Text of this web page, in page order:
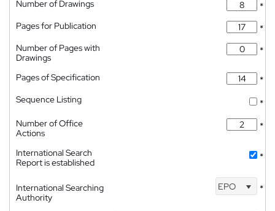
Number of Drawings
*
Pages for Publication
*
Number of Pages with
Drawings
*
Pages of Specification
*
Sequence Listing
*
Number of Office
Actions
*
International Search
Report is established
*
International Searching
Authority
EPO *